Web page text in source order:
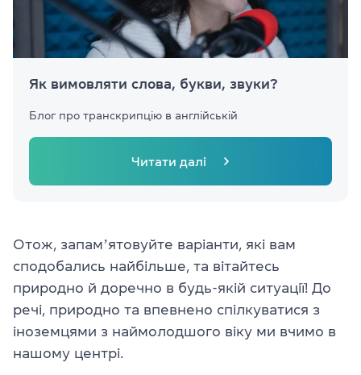
Як вимовляти слова, букви, звуки?
Блог про транскрипцію в англійській
Читати далі
Отож, запамʼятовуйте варіанти, які вам
сподобались найбільше, та вітайтесь
природно й доречно в будь-якій ситуації! До
речі, природно та впевнено спілкуватися з
іноземцями з наймолодшого віку ми вчимо в
нашому центрі.